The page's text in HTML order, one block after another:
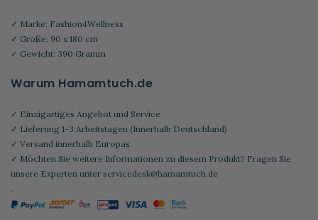
✓ Marke: Fashion4Wellness
✓ Große: 90 x 180 cm
✓ Gewicht: 390 Gramm
Warum Hamamtuch.de
✓ Einzigartiges Angebot und Service
✓ Lieferung 1-3 Arbeitstagen (Innerhalb Deutschland)
✓ Versand innerhalb Europas
✓ Möchten Sie weitere Informationen zu diesem Produkt? Fragen Sie
unsere Experten unter servicedesk@hamamtuch.de
.